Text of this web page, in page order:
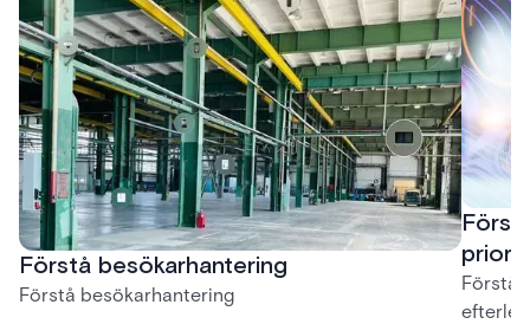
Förstå besökarhantering
Förstå besökarhantering
Förstå